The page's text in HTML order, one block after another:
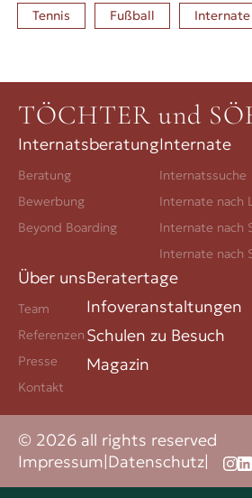
Tennis Fußball
TÖCHTER und
Internatsberatung
Beratung
Bewerbung
Beyond Boarding
Internate
Internatssuche
Internate nach
Internate nach
Internate nach
Über uns
Team
Referenzen
Presse
Kontakt
Beratertage
Infoveranstaltungen
Schulen zu Besuch
Magazin
© 2026 all rights reserved
Impressum|Datenschutz|